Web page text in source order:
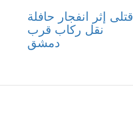
قتلى إثر انفجار حافلة
نقل ركاب قرب
دمشق